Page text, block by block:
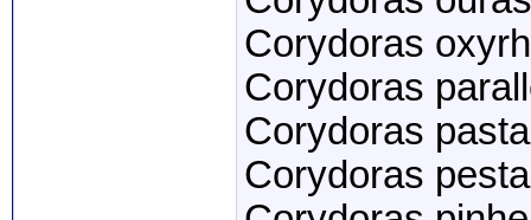
Corydoras
Corydoras
Corydoras
Corydoras